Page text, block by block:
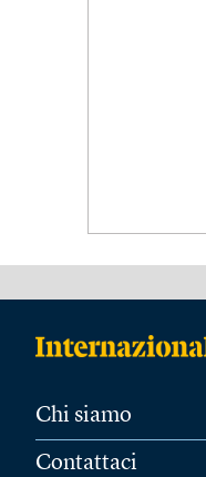
Chi siamo
Contattaci